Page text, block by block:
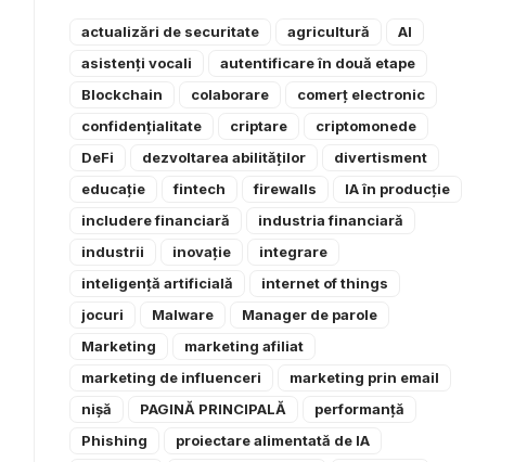
actualizări de securitate agricultură
AI
asistenți vocali
autentificare în două etape
Blockchain
colaborare
comerț electronic
confidențialitate
criptare
criptomonede
DeFi
dezvoltarea abilităților
divertisment
educație
fintech firewalls
IA în producție
includere financiară
industria financiară
industrii
inovație
integrare
inteligență artificială
internet of things
jocuri
Malware
Manager de parole
Marketing
marketing afiliat
marketing de influenceri
marketing prin email
nișă
PAGINĂ PRINCIPALĂ
performanță
Phishing
proiectare alimentată de IA